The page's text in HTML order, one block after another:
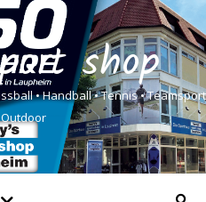
shop
• Handball • Tennis • Teamsport
Outdoor